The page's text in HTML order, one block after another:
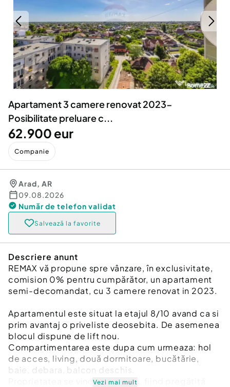
Servicii
Animale de companie
Afaceri și echipamente profesionale
Inchiriere Bunuri si Vehicule
Utilaje agricole si industriale
Piese auto si accesorii
Dacia Duster
Apartament 3 camere renovat 2023-
Posibilitate preluare c...
62.900 eur
Companie
Arad, AR
09.08.2026
Număr de telefon validat
Salvează la favorite
Descriere anunt
REMAX vă propune spre vânzare, în exclusivitate,
comision 0% pentru cumpărător, un apartament
semi-decomandat, cu 3 camere renovat in 2023.
Apartamentul este situat la etajul 8/10 avand ca si
prim avantaj o priveliste deosebita. De asemenea
blocul dispune de lift nou.
Compartimentarea este dupa cum urmeaza: hol
de acces, living, două dormitoare, bucătărie,
baie, debara, balcon deschis.
Proprietatea se vinde mobilata, fiind pregătită
Vezi mai mult